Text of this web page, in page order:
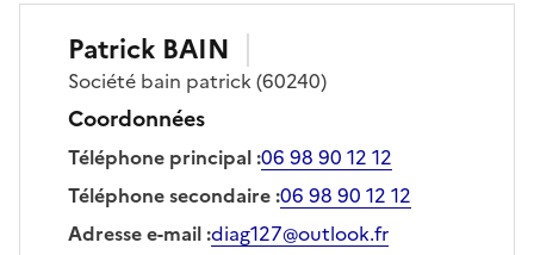
Patrick BAIN
Société bain patrick (60240)
Coordonnées
Téléphone principal:06 98 90 12 12
Téléphone secondaire:06 98 90 12 12
Adresse e-mail:diag127@outlook.fr